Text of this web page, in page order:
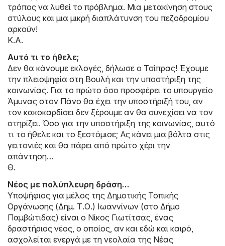
τρόπος να λυθεί το πρόβλημα. Μια μετακίνηση στους
στύλους και μια μικρή διαπλάτυνση του πεζοδρομίου
αρκούν!
Κ.Α.
Αυτό τι το ήθελε;
Δεν θα κάνουμε εκλογές, δήλωσε ο Τσίπρας! Έχουμε
την πλειοψηφία στη Βουλή και την υποστήριξη της
κοινωνίας. Για το πρώτο όσο προσφέρει το υπουργείο
Άμυνας στον Πάνο θα έχει την υποστήριξή του, αν
τον κακοκαρδίσει δεν ξέρουμε αν θα συνεχίσει να τον
στηρίζει. Όσο για την υποστήριξη της κοινωνίας, αυτό
τι το ήθελε και το ξεστόμισε; Ας κάνει μια βόλτα στις
γειτονιές και θα πάρει από πρώτο χέρι την
απάντηση…
Θ.
Νέος με πολύπλευρη δράση…
Υποψήφιος για μέλος της Δημοτικής Τοπικής
Οργάνωσης (Δημ. Τ.Ο.) Ιωαννίνων (στο Δήμο
Παμβώτιδας) είναι ο Νίκος Γιωτίτσας, ένας
δραστήριος νέος, ο οποίος, αν και εδώ και καιρό,
ασχολείται ενεργά με τη νεολαία της Νέας